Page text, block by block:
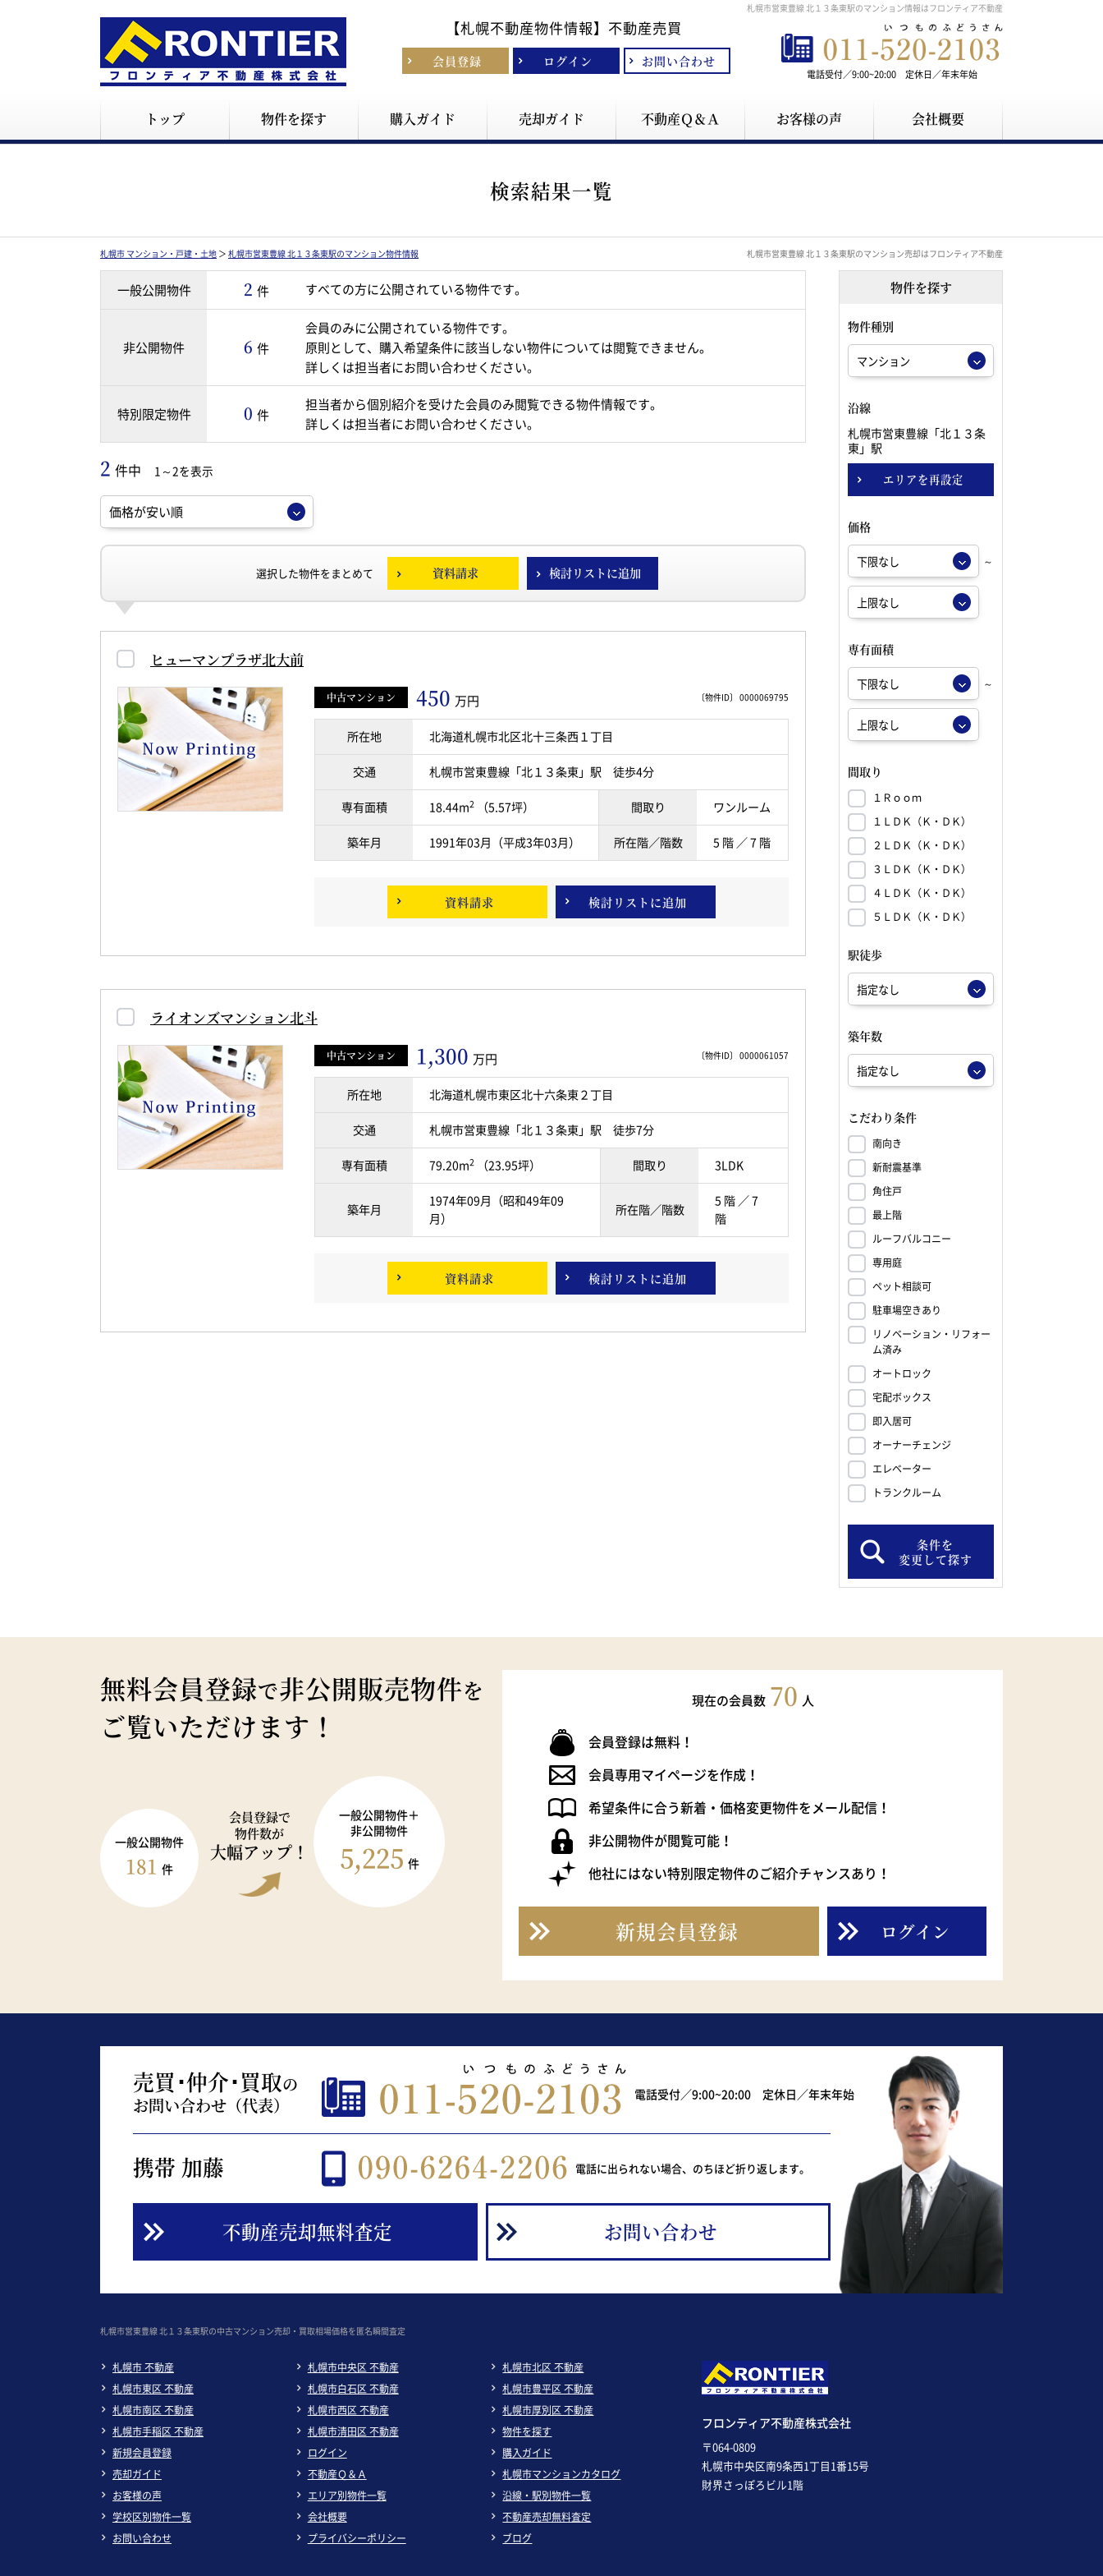
札幌市営東豊線 北１３条東駅のマンション情報はフロンティア不動産
【札幌不動産物件情報】 不動産売買
会員登録 ログイン お問い合わせ
電話受付／9:00~20:00 定休日／年末年始
トップ 物件を探す 購入ガイド 売却ガイド 不動産Ｑ＆Ａ お客様の声 会社概要
検索結果一覧
札幌市 マンション・戸建・土地 ＞ 札幌市営東豊線 北１３条東駅のマンション物件情報 札幌市営東豊線 北１３条東駅のマンション売却はフロンティア不動産
一般公開物件 2 件 すべての方に公開されている物件です。
非公開物件 6 件
会員のみに公開されている物件です。
原則として、購入希望条件に該当しない物件については閲覧できません。
詳しくは担当者にお問い合わせください。
特別限定物件 0 件
担当者から個別紹介を受けた会員のみ閲覧できる物件情報です。
詳しくは担当者にお問い合わせください。
2 件中 1～2を表示
選択した物件をまとめて 資料請求 検討リストに追加
ヒューマンプラザ北大前
〔物件ID〕 0000069795
中古マンション 450 万円
所在地 北海道札幌市北区北十三条西１丁目
交通 札幌市営東豊線「北１３条東」駅 徒歩4分
専有面積 18.44m2 （5.57坪） 間取り ワンルーム
築年月 1991年03月（平成3年03月） 所在階／階数 5 階 ／ 7 階
資料請求 検討リスト に追加
ライオンズマンション北斗
〔物件ID〕 0000061057
中古マンション 1,300 万円
所在地 北海道札幌市東区北十六条東２丁目
交通 札幌市営東豊線「北１３条東」駅 徒歩7分
専有面積 79.20m2 （23.95坪） 間取り 3LDK
築年月
1974年09月（昭和49年09
月）
所在階／階数
5 階 ／ 7
階
資料請求 検討リスト に追加
物件を探す
物件種別
沿線
札幌市営東豊線「北１３条
東」駅
エリアを再設定
価格
～
専有面積
～
間取り
１Ｒｏｏｍ
１ＬＤＫ（Ｋ・ＤＫ）
２ＬＤＫ（Ｋ・ＤＫ）
３ＬＤＫ（Ｋ・ＤＫ）
４ＬＤＫ（Ｋ・ＤＫ）
５ＬＤＫ（Ｋ・ＤＫ）
駅徒歩
築年数
こだわり条件
南向き
新耐震基準
角住戸
最上階
ルーフバルコニー
専用庭
ペット相談可
駐車場空きあり
リノベーション・リフォー
ム済み
オートロック
宅配ボックス
即入居可
オーナーチェンジ
エレベーター
トランクルーム
条件を
変更して探す
無料会員登録で非公開販売物件を
ご覧いただけます！
会員登録で
物件数が
大幅アップ！
一般公開物件
181 件
一般公開物件＋
非公開物件
5,225 件
現在の会員数 70 人
会員登録は無料！
会員専用マイページを作成！
希望条件に合う新着・価格変更物件をメール配信！
非公開物件が閲覧可能！
他社にはない特別限定物件のご紹介チャンスあり！
新規会員登録 ログイン
売買･仲介･買取の
お問い合わせ（代表）
電話受付／9:00~20:00 定休日／年末年始
携帯 加藤 電話に出られない場合、のちほど折り返します。
不動産売却無料査定 お問い合わせ
札幌市営東豊線 北１３条東駅の中古マンション売却・買取相場価格を匿名瞬間査定
札幌市 不動産 札幌市中央区 不動産
札幌市北区 不動産
札幌市東区 不動産
札幌市白石区 不動産
札幌市豊平区 不動産
札幌市南区 不動産
札幌市西区 不動産
札幌市厚別区 不動産
札幌市手稲区 不動産
札幌市清田区 不動産
物件を探す
新規会員登録
ログイン
購入ガイド
売却ガイド
不動産Ｑ＆Ａ
札幌市マンションカタログ
お客様の声
エリア別物件一覧
沿線・駅別物件一覧
学校区別物件一覧
会社概要
不動産売却無料査定
お問い合わせ
プライバシーポリシー ブログ
フロンティア不動産株式会社
〒064-0809
札幌市中央区南9条西1丁目1番15号
財界さっぽろビル1階